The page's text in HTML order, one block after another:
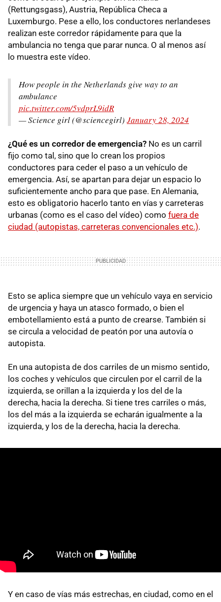
(Rettungsgass), Austria, República Checa a
Luxemburgo. Pese a ello, los conductores nerlandeses
realizan este corredor rápidamente para que la
ambulancia no tenga que parar nunca. O al menos así
lo muestra este vídeo.
How people in the Netherlands give way to an
ambulance
pic.twitter.com/5vdprL9idR
— Science girl (@sciencegirl) January 28, 2024
¿Qué es un corredor de emergencia? No es un carril
fijo como tal, sino que lo crean los propios
conductores para ceder el paso a un vehículo de
emergencia. Así, se apartan para dejar un espacio lo
suficientemente ancho para que pase. En Alemania,
esto es obligatorio hacerlo tanto en vías y carreteras
urbanas (como es el caso del vídeo) como fuera de
ciudad (autopistas, carreteras convencionales etc.).
Esto se aplica siempre que un vehículo vaya en servicio
de urgencia y haya un atasco formado, o bien el
embotellamiento está a punto de crearse. También si
se circula a velocidad de peatón por una autovía o
autopista.
En una autopista de dos carriles de un mismo sentido,
los coches y vehículos que circulen por el carril de la
izquierda, se orillan a la izquierda y los del de la
derecha, hacia la derecha. Si tiene tres carriles o más,
los del más a la izquierda se echarán igualmente a la
izquierda, y los de la derecha, hacia la derecha.
Y en caso de vías más estrechas, en ciudad, como en el